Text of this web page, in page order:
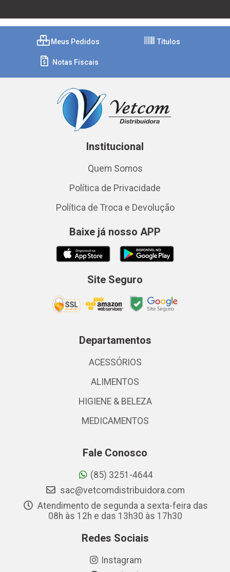
Meus Pedidos Títulos
Notas Fiscais
Institucional
Quem Somos
Política de Privacidade
Política de Troca e Devolução
Baixe já nosso APP
Site Seguro
Departamentos
ACESSÓRIOS
ALIMENTOS
HIGIENE & BELEZA
MEDICAMENTOS
Fale Conosco
(85) 3251-4644
sac@vetcomdistribuidora.com
Atendimento de segunda a sexta-feira das
08h às 12h e das 13h30 às 17h30
Redes Sociais
Instagram